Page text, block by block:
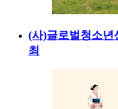
(사)글로벌청소년
최